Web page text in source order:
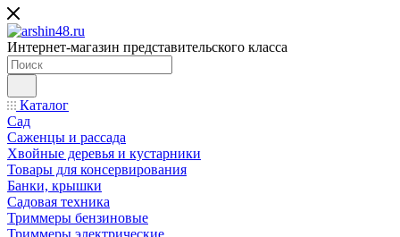
Интернет-магазин представительского класса
Каталог
Сад
Саженцы и рассада
Хвойные деревья и кустарники
Товары для консервирования
Банки, крышки
Садовая техника
Триммеры бензиновые
Триммеры электрические